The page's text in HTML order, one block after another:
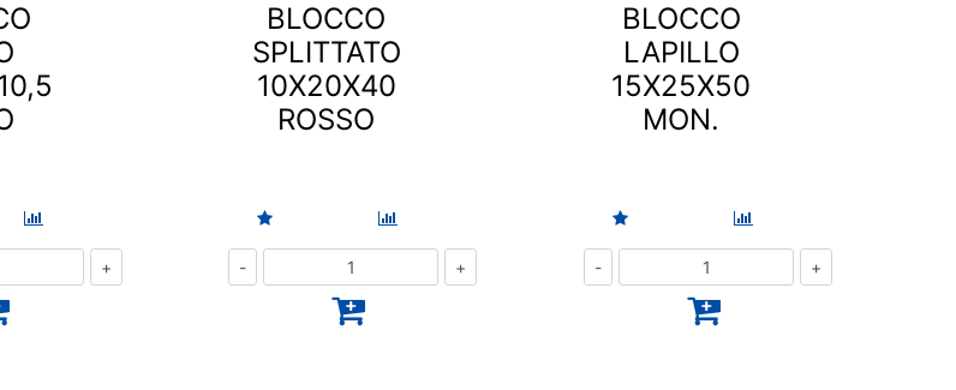
BLOCCO
SPLITTATO
10X20X40
ROSSO
BLOCCO
LAPILLO
15X25X50
MON.